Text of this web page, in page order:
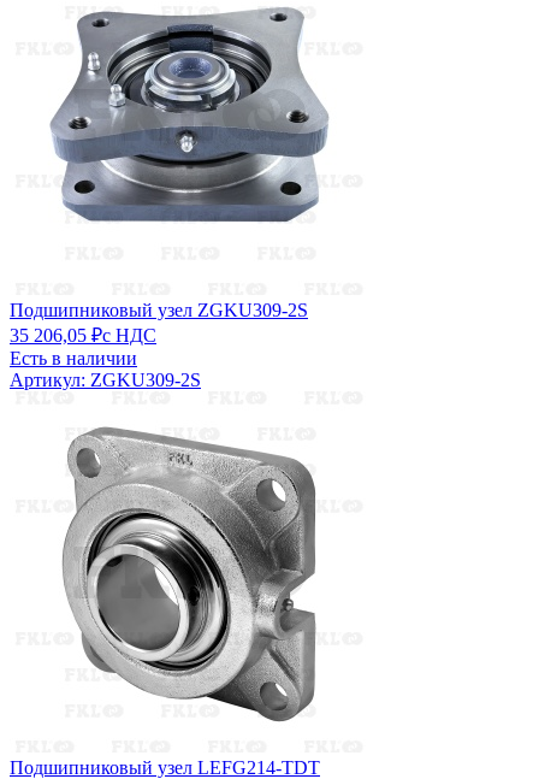
Подшипниковый узел ZGKU309-2S
35 206,05 ₽с НДС
Есть в наличии
Артикул: ZGKU309-2S
Подшипниковый узел LEFG214-TDT